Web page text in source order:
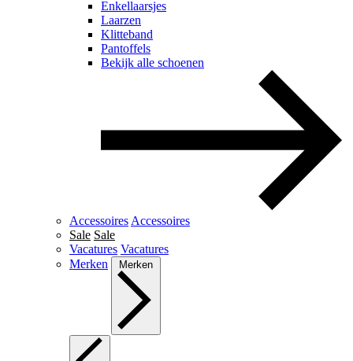
Enkellaarsjes
Laarzen
Klitteband
Pantoffels
Bekijk alle schoenen
Accessoires Accessoires
Sale Sale
Vacatures Vacatures
Merken
Merken